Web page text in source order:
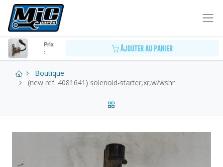
Prix
:
Ajouter au panier
Boutique
(new ref. 4081641) solenoid-starter,xr,w/wshr